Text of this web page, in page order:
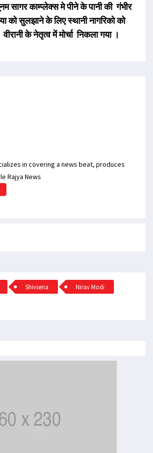
सागर काम्प्लेक्स मे पीने के पानी की गंभीर
को सुलझाने के लिए स्थानी नागरिको को
केनेतृत्वमें मोर्चा निकला गया ।
in covering a news beat, produces
Rajya News
Shivsena
Nirav Modi